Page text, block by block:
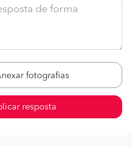
fotografias
resposta